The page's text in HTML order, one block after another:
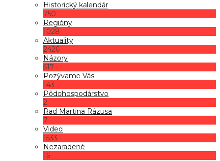
Historický kalendár
750
Regióny
1028
Aktuality
2426
Názory
517
Pozývame Vás
143
Pôdohospodárstvo
2
Rad Martina Rázusa
7
Video
1533
Nezaradené
16